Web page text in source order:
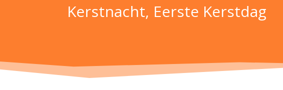
Kerstnacht, Eerste Kerstdag